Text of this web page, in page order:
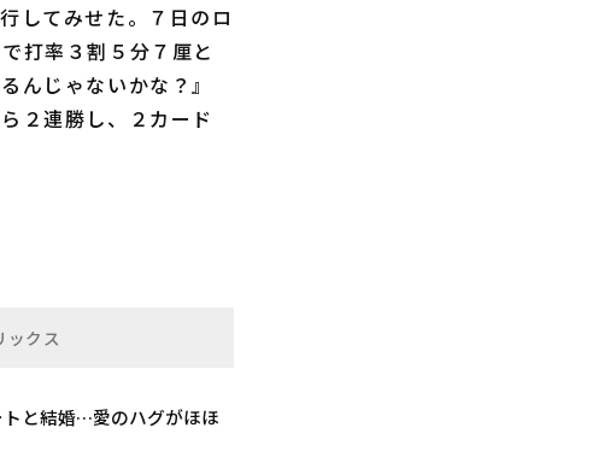
してみせた。７日のロ
打率３割５分７厘と
んじゃないかな？』
２連勝し、２カード
ックス
トと結婚…愛のハグがほほ